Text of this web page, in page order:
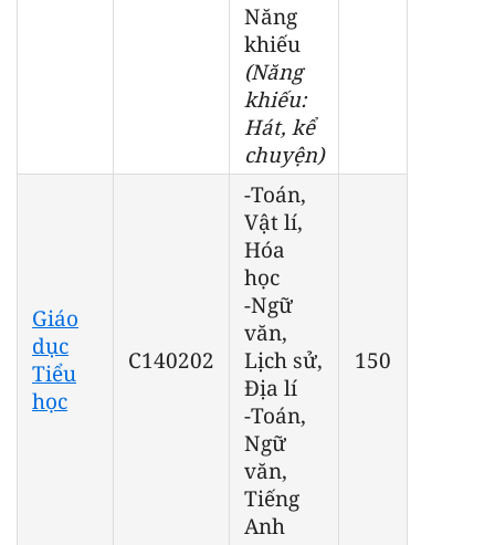
Năng
khiếu
(Năng
khiếu:
Hát, kể
chuyện)
Giáo
dục
Tiểu
học
C140202
-Toán,
Vật lí,
Hóa
học
-Ngữ
văn,
Lịch sử,
Địa lí
-Toán,
Ngữ
văn,
Tiếng
Anh
150